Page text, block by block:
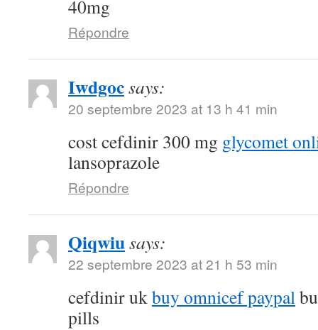
40mg
Répondre
Iwdgocsays:
20 septembre 2023 at 13 h 41 min
cost cefdinir 300 mg glycomet
lansoprazole
Répondre
Qiqwiusays:
22 septembre 2023 at 21 h 53 min
cefdinir ukbuy omnicef paypal
pills